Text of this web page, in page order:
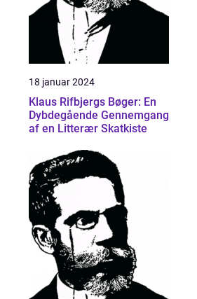
18 januar 2024
Klaus Rifbjergs Bøger: En
Dybdegående Gennemgang
af en Litterær Skatkiste